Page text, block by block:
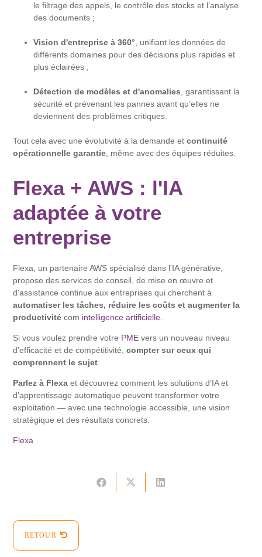
le filtrage des appels, le contrôle des stocks et l’analyse
des documents ;
Vision d'entreprise à 360° , unifiant les données de
différents domaines pour des décisions plus rapides et
plus éclairées ;
Détection de modèles et d'anomalies , garantissant la
sécurité et prévenant les pannes avant qu’elles ne
deviennent des problèmes critiques.
Tout cela avec une évolutivité à la demande etcontinuité
opérationnelle garantie , même avec des équipes réduites.
Flexa + AWS : l'IA
adaptée à votre
entreprise
Flexa, un partenaire AWS spécialisé dans l'IA générative,
propose des services de conseil, de mise en œuvre et
d'assistance continue aux entreprises qui cherchent à
automatiser les tâches, réduire les coûts et augmenter la
productivité com intelligence artificielle
Si vous voulez prendre votre PMEvers un nouveau niveau
d'efficacité et de compétitivité,compter sur ceux qui
comprennent le sujet
Parlez à Flexa et découvrez comment les solutions d’IA et
d’apprentissage automatique peuvent transformer votre
exploitation — avec une technologie accessible, une vision
stratégique et des résultats concrets.
Flexa
RETOUR